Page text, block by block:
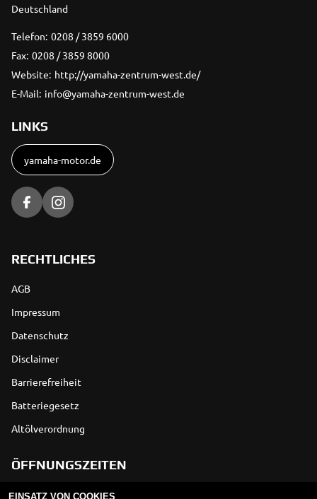
Deutschland
Telefon: 0208 / 3859 6000
Fax: 0208 / 3859 8000
Website: http://yamaha-zentrum-west.de/
E-Mail: info@yamaha-zentrum-west.de
LINKS
yamaha-motor.de
RECHTLICHES
AGB
Impressum
Datenschutz
Disclaimer
Barrierefreiheit
Batteriegesetz
Altölverordnung
ÖFFNUNGSZEITEN
EINSATZ VON COOKIES